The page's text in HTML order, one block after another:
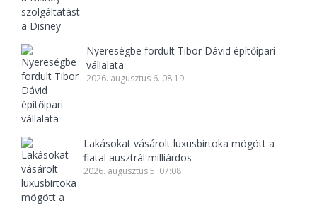
Nyereségbe fordult Tibor Dávid építőipari
vállalata
2026. augusztus 6. 08:19
Lakásokat vásárolt luxusbirtoka mögött a
fiatal ausztrál milliárdos
2026. augusztus 5. 07:08